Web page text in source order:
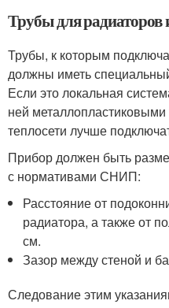
Трубы для
Трубы, к которым
должны иметь
Если это локальная
ней
теплосети лучше
Прибор должен быть
с нормативами СНИП:
Расстояние от
радиатора, а также от
см.
Зазор между стеной и
Следование этим